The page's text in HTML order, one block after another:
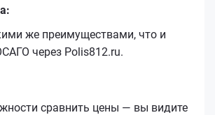
же преимуществами, что и
через Polis812.ru.
сравнить цены — вы видите